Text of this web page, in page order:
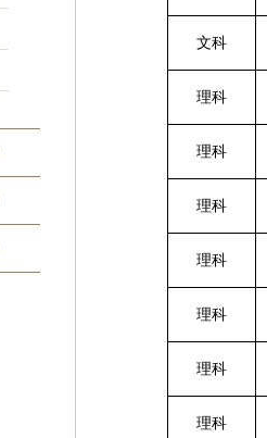
文科
理科
理科
理科
理科
理科
理科
理科